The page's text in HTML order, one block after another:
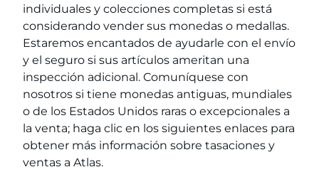
individuales y colecciones completas si está
considerando vender sus monedas o medallas.
Estaremos encantados de ayudarle con el envío
y el seguro si sus artículos ameritan una
inspección adicional. Comuníquese con
nosotros si tiene monedas antiguas, mundiales
o de los Estados Unidos raras o excepcionales a
la venta; haga clic en los siguientes enlaces para
obtener más información sobre tasaciones y
ventas a Atlas.